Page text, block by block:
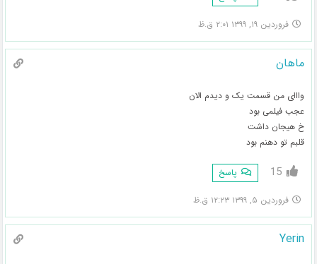
فروردین ۱۹, ۱۳۹۹ ۲:۰۱ ق.ظ
ماهان
وااای من قسمت یک و دیدم الان
عجب فیلمی بود
خ هیجان داشت
قلبم تو دهنم بود
15 پاسخ
فروردین ۵, ۱۳۹۹ ۱۲:۲۳ ق.ظ
Yerin